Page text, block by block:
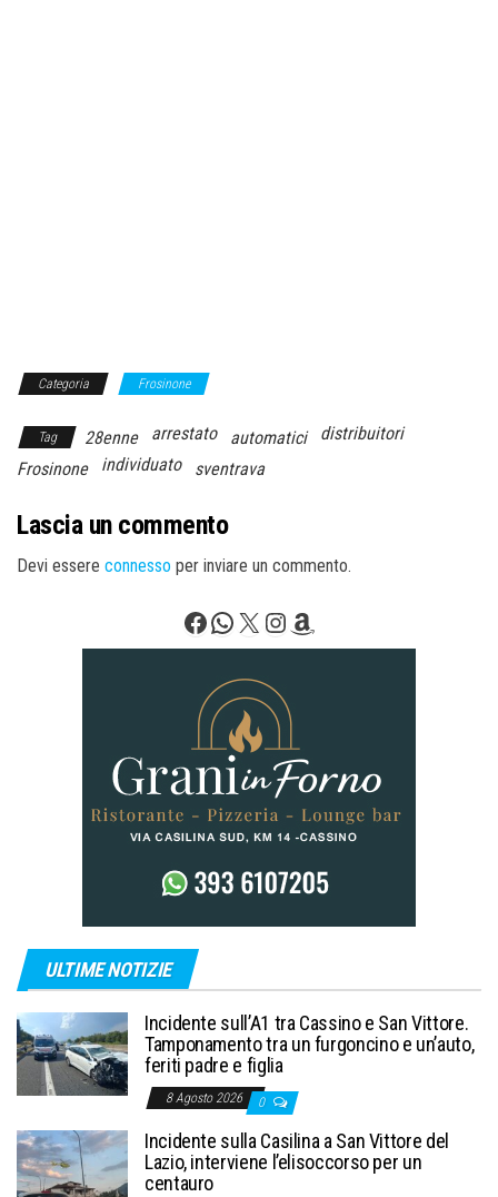
Categoria Frosinone
Tag 28enne arrestato automatici
distribuitori
Frosinone
individuato sventrava
Lascia un commento
Devi essere connesso per inviare un commento.
Facebook
WhatsApp
X Instagram
Amazon
ULTIME NOTIZIE
Incidente sull’A1 tra Cassino e San Vittore.
Tamponamento tra un furgoncino e un’auto,
feriti padre e figlia
8 Agosto 2026 0
Incidente sulla Casilina a San Vittore del
Lazio, interviene l’elisoccorso per un
centauro